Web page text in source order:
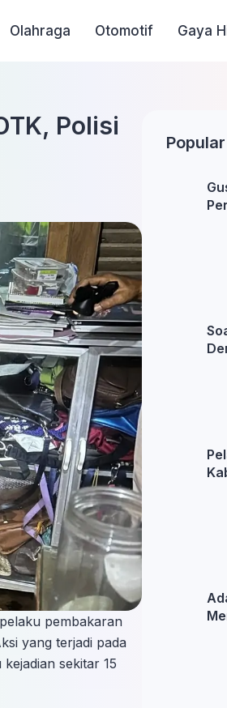
Olahraga Otomotif Gaya
Polisi
pembakaran
yang terjadi pada
sekitar 15